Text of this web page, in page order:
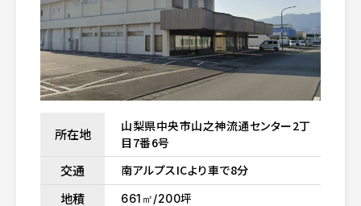
所在地
山梨県中央市山之神流通センター2丁
目7番6号
交通 南アルプスICより車で8分
地積 661㎡/200坪